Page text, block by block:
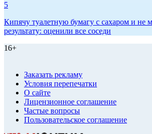
5
Кипячу туалетную бумагу с сахаром и не
результату: оценили все соседи
16+
Заказать рекламу
Условия перепечатки
О сайте
Лицензионное соглашение
Частые вопросы
Пользовательское соглашение